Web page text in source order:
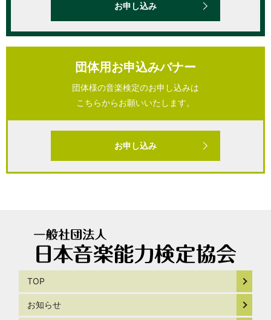
お申し込み
団体用お申込みバナー
団体様の音楽検定のお申し込みは
こちらからお願いいたします。
お申し込み
TOP
お知らせ